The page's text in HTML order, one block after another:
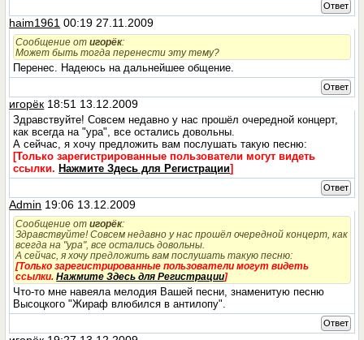
Ответ
haim1961 00:19 27.11.2009
Сообщение отигорёк:
Может быть тогда перенести эту тему?
Перенес. Надеюсь на дальнейшее общение.
Ответ
игорёк 18:51 13.12.2009
Здравствуйте! Совсем недавно у нас прошёл очередной концерт,
как всегда на "ура", все остались довольны.
А сейчас, я хочу предложить вам послушать такую песню:
[Только зарегистрированные пользователи могут видеть
ссылки. Нажмите Здесь для Регистрации]
Ответ
Admin 19:06 13.12.2009
Сообщение отигорёк:
Здравствуйте! Совсем недавно у нас прошёл очередной концерт, как
всегда на "ура", все остались довольны.
А сейчас, я хочу предложить вам послушать такую песню:
[Только зарегистрированные пользователи могут видеть
ссылки.Нажмите Здесь для Регистрации]
Что-то мне навеяла мелодия Вашей песни, знаменитую песню
Высоцкого "Жираф влюбился в антилопу".
Ответ